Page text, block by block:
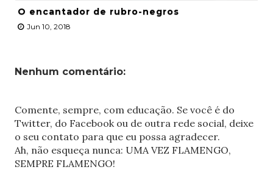
O encantador de rubro-negros
Jun 10, 2018
Nenhum comentário:
Comente, sempre, com educação. Se você é do
Twitter, do Facebook ou de outra rede social, deixe
o seu contato para que eu possa agradecer.
Ah, não esqueça nunca: UMA VEZ FLAMENGO,
SEMPRE FLAMENGO!